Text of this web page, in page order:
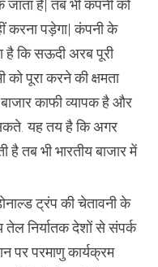
है| तब भी कंपनी को
करना पड़ेगा| कंपनी के
है कि सऊदी अरब पूरी
को पूरा करने की क्षमता
काफी व्यापक है और
यह तय है कि अगर
है तब भी भारतीय बाजार में
ट्रंप की चेतावनी के
निर्यातक देशों से संपर्क
पर परमाणु कार्यक्रम